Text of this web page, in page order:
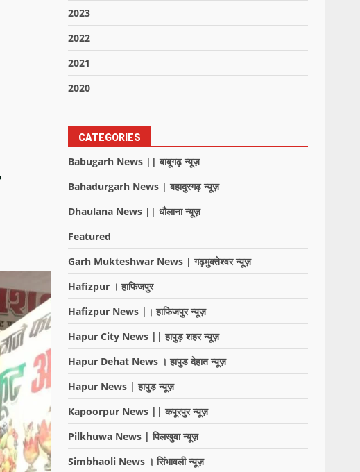
2023
2022
2021
2020
CATEGORIES
Babugarh News || बाबूगढ़ न्यूज़
Bahadurgarh News | बहादुरगढ़ न्यूज़
Dhaulana News || धौलाना न्यूज़
Featured
Garh Mukteshwar News | गढ़मुक्तेश्वर न्यूज़
Hafizpur । हाफिजपुर
Hafizpur News |। हाफिजपुर न्यूज़
Hapur City News || हापुड़ शहर न्यूज़
Hapur Dehat News । हापुड देहात न्यूज़
Hapur News | हापुड़ न्यूज़
Kapoorpur News || कपूरपुर न्यूज़
Pilkhuwa News | पिलखुवा न्यूज़
Simbhaoli News । सिंभावली न्यूज़